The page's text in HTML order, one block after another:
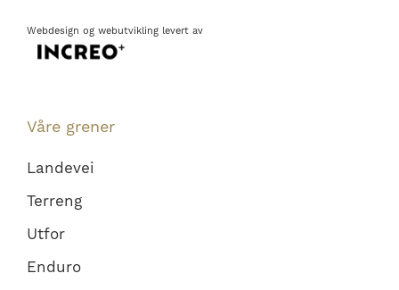
Webdesign og webutvikling levert av
Våre grener
Landevei
Terreng
Utfor
Enduro